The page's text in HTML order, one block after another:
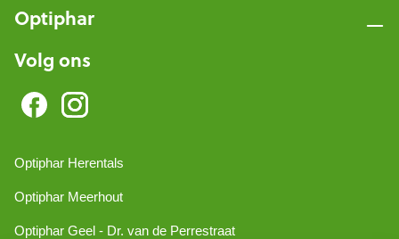
Optiphar
Volg ons
Optiphar Herentals
Optiphar Meerhout
Optiphar Geel - Dr. van de Perrestraat